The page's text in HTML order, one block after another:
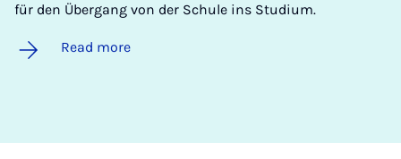
für den Übergang von der Schule ins Studium.
Read more